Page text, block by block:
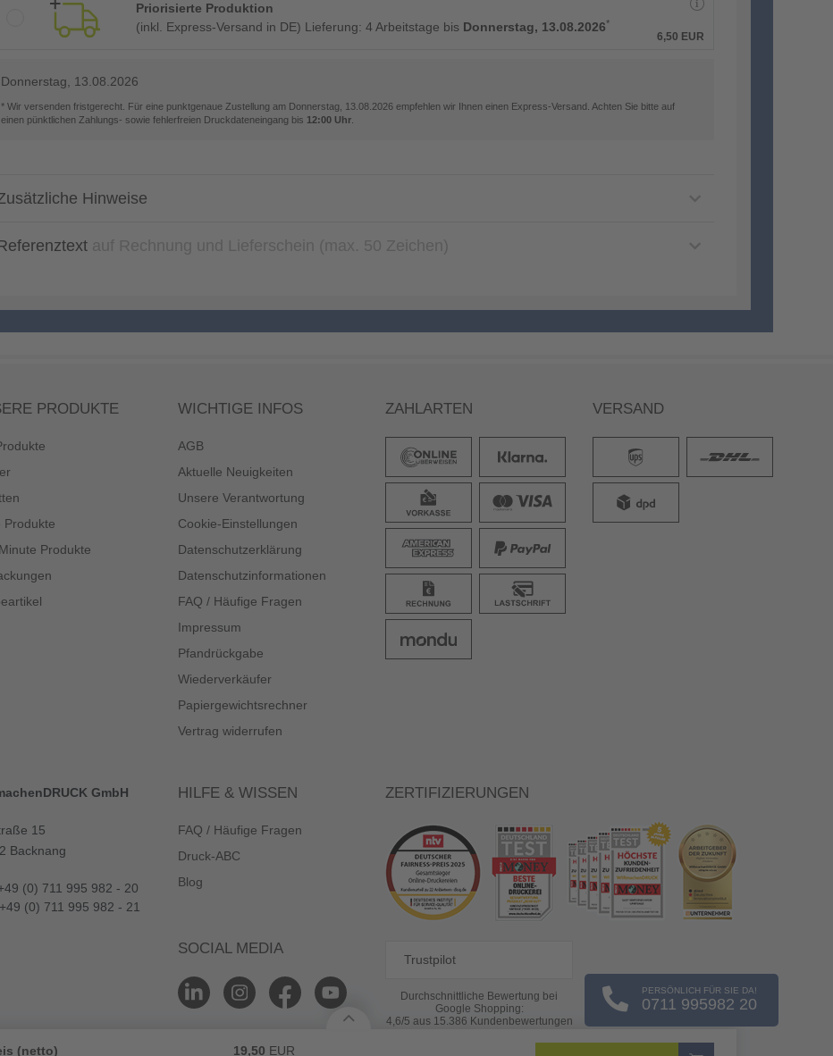
Priorisierte Produktion
(inkl. Express-Versand in DE) Lieferung: 4 Arbeitstage bis Donnerstag, 13.08.2026*
6,50 EUR
Donnerstag, 13.08.2026
* Wir versenden fristgerecht. Für eine punktgenaue Zustellung am Donnerstag, 13.08.2026 empfehlen wir Ihnen einen Express-Versand. Achten Sie bitte auf
einen pünktlichen Zahlungs- sowie fehlerfreien Druckdateneingang bis 12:00 Uhr
Hinweise
(netto) 19,50 EUR
PERSÖNLICH FÜR SIE DA!
0711 995982 20
PRODUKTE
Produkte
Produkte
WICHTIGE INFOS
AGB
Aktuelle Neuigkeiten
Unsere Verantwortung
Cookie-Einstellungen
Datenschutzerklärung
Datenschutzinformationen
FAQ / Häufige Fragen
Impressum
Pfandrückgabe
Wiederverkäufer
Papiergewichtsrechner
Vertrag widerrufen
ZAHLARTEN VERSAND
GmbH
15
Backnang
(0) 711 995 982 - 20
(0) 711 995 982 - 21
HILFE & WISSEN
FAQ / Häufige Fragen
Druck-ABC
Blog
SOCIAL MEDIA
ZERTIFIZIERUNGEN
Trustpilot
Durchschnittliche Bewertung bei
Google Shopping:
4,6/5 aus 15.386 Kundenbewertungen